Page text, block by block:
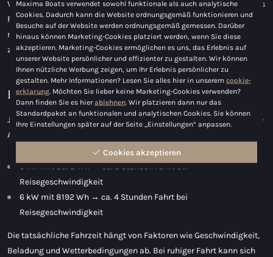
Version eignet sich ideal für entspannte Ausflüge und gemächliches
Fahren mit einer Höchstgeschwindigkeit von ca. 6 km/h. Wenn Sie
mehr Leistung und Flexibilität wünschen, bietet die 6-kW-Version
zusätzliche Kraft und Geschwindigkeiten von bis zu ca. 10 km/h.
Reichweite
Je nach Ihren Fahrwünschen wählen Sie aus verschiedenen Lithium-
Akkupaketen:
3 kW mit 3072 Wh → ca. 3 Stunden Fahrt bei
Reisegeschwindigkeit
6 kW mit 8192 Wh → ca. 4 Stunden Fahrt bei
Reisegeschwindigkeit
Die tatsächliche Fahrzeit hängt von Faktoren wie Geschwindigkeit,
Beladung und Wetterbedingungen ab. Bei ruhiger Fahrt kann sich
Maxima Boats verwendet sowohl funktionale als auch analytische
Cookies. Dadurch kann die Website ordnungsgemäß funktionieren und
Besuche auf der Website werden ordnungsgemäß gemessen. Darüber
hinaus können Marketing-Cookies platziert werden, wenn Sie diese
akzeptieren. Marketing-Cookies ermöglichen es uns, das Erlebnis auf
unserer Website persönlicher und effizienter zu gestalten. Wir können
Ihnen nützliche Werbung zeigen, um Ihr Erlebnis persönlicher zu
gestalten. Mehr Informationen? Lesen Sie alles hier in unserem cookie-
erklarung . Möchten Sie lieber keine Marketing-Cookies verwenden?
Dann finden Sie es hierablehnen . Wir platzieren dann nur das
Standardpaket an funktionalen und analytischen Cookies. Sie können
Ihre Einstellungen später auf der Seite „Einstellungen“ anpassen.
Cookies akzeptieren